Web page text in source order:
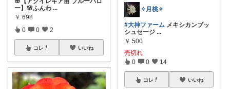
ー】🌸ふんわ ...
￥ 698
0 0 2
コレ いいね
✧月桃✧
#大神ファーム メキシカンブッ
シュセージ ...
￥ 500
売切れ
0 0 14
コレ いいね